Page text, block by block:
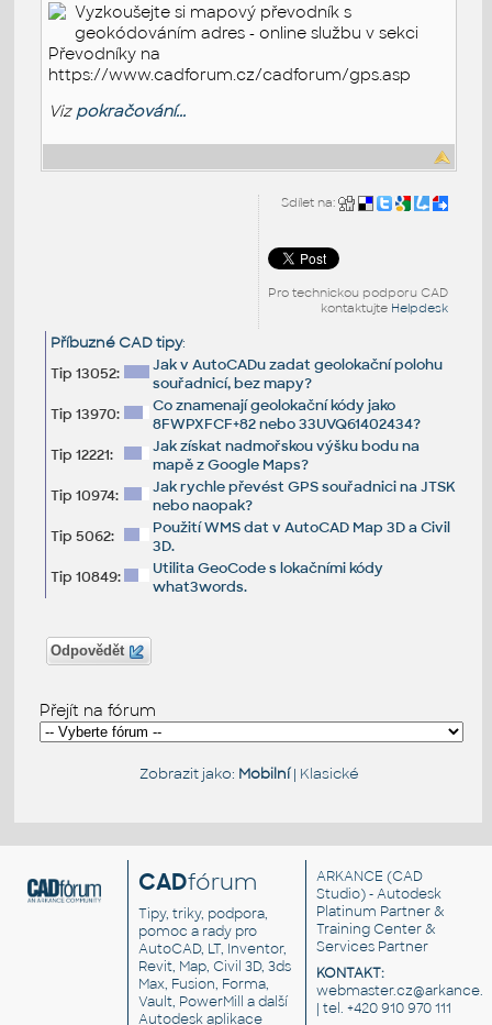
Vyzkoušejte si mapový převodník s
geokódováním adres - online službu v sekci
Převodníky na
https://www.cadforum.cz/cadforum/gps.asp
Viz pokračování...
Sdílet na:
Pro technickou podporu CAD
kontaktujte Helpdesk
Příbuzné CAD tipy:
Tip 13052:
Jak v AutoCADu zadat geolokační polohu
souřadnicí, bez mapy?
Tip 13970:
Co znamenají geolokační kódy jako
8FWPXFCF+82 nebo 33UVQ61402434?
Tip 12221:
Jak získat nadmořskou výšku bodu na
mapě z Google Maps?
Tip 10974:
Jak rychle převést GPS souřadnici na JTSK
nebo naopak?
Tip 5062:
Použití WMS dat v AutoCAD Map 3D a Civil
3D.
Tip 10849:
Utilita GeoCode s lokačními kódy
what3words.
Odpovědět
Přejít na fórum
Zobrazit jako: Mobilní| Klasické
CADfórum
Tipy, triky, podpora,
pomoc a rady pro
AutoCAD, LT, Inventor,
Revit, Map, Civil 3D, 3ds
Max, Fusion, Forma,
Vault, PowerMill a další
Autodesk aplikace
ARKANCE (CAD
Studio) - Autodesk
Platinum Partner &
Training Center &
Services Partner
KONTAKT:
| tel. +420 910 970 111